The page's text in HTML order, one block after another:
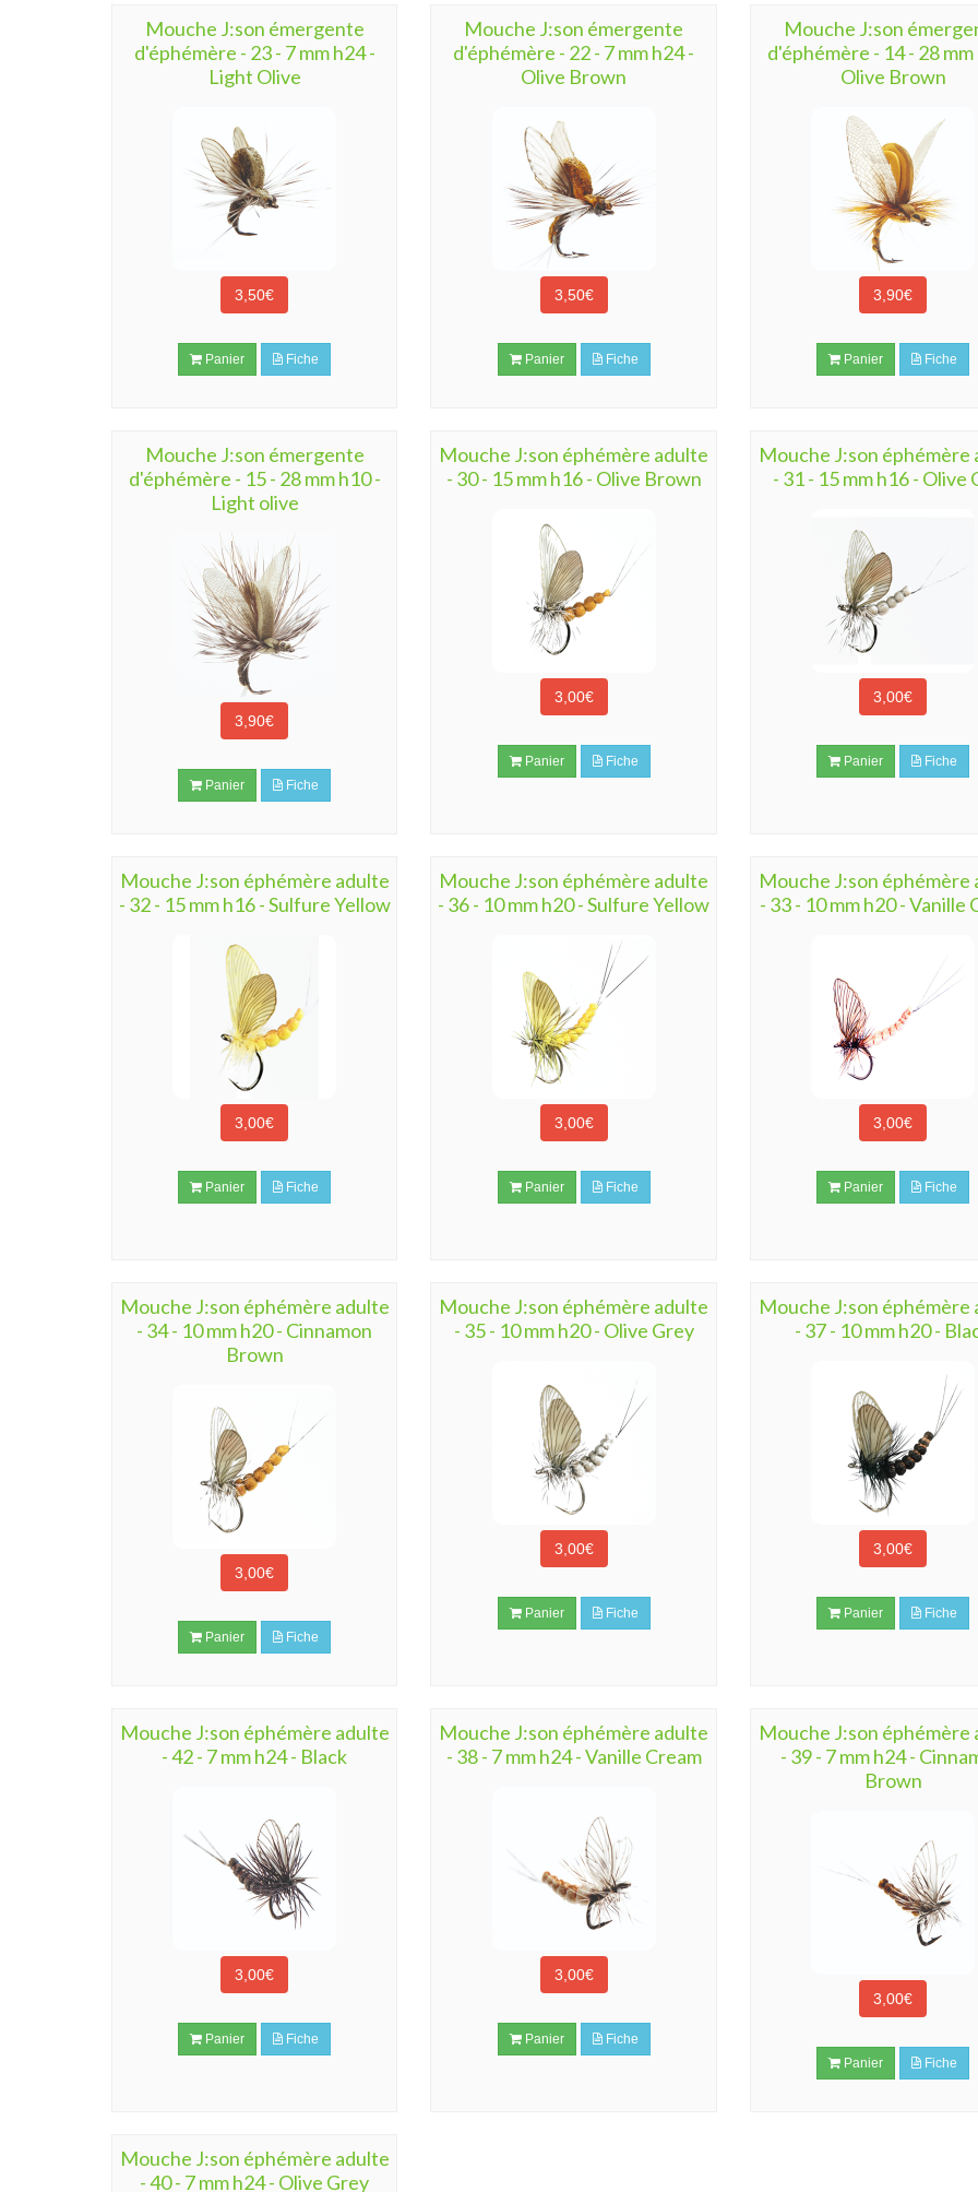
Mouche J:son émergente
d'éphémère - 23 - 7 mm h24 -
Light Olive
3,50€
Panier Fiche
Mouche J:son émergente
d'éphémère - 22 - 7 mm h24 -
Olive Brown
3,50€
Panier Fiche
Mouche J:son
d'éphémère - 14 - 28 mm
Olive Brown
3,90€
Panier Fiche
Mouche J:son émergente
d'éphémère - 15 - 28 mm h10 -
Light olive
3,90€
Panier Fiche
Mouche J:son éphémère adulte
- 30 - 15 mm h16 - Olive Brown
3,00€
Panier Fiche
Mouche J:son éphémère
- 31 - 15 mm h16 - Olive
3,00€
Panier Fiche
Mouche J:son éphémère adulte
- 32 - 15 mm h16 - Sulfure Yellow
3,00€
Panier Fiche
Mouche J:son éphémère adulte
- 36 - 10 mm h20 - Sulfure Yellow
3,00€
Panier Fiche
Mouche J:son éphémère
- 33 - 10 mm h20 - Vanille
3,00€
Panier Fiche
Mouche J:son éphémère adulte
- 34 - 10 mm h20 - Cinnamon
Brown
3,00€
Panier Fiche
Mouche J:son éphémère adulte
- 35 - 10 mm h20 - Olive Grey
3,00€
Panier Fiche
Mouche J:son éphémère
- 37 - 10 mm h20 -
3,00€
Panier Fiche
Mouche J:son éphémère adulte
- 42 - 7 mm h24 - Black
3,00€
Panier Fiche
Mouche J:son éphémère adulte
- 38 - 7 mm h24 - Vanille Cream
3,00€
Panier Fiche
Mouche J:son éphémère
- 39 - 7 mm h24 -
Brown
3,00€
Panier Fiche
Mouche J:son éphémère adulte
- 40 - 7 mm h24 - Olive Grey